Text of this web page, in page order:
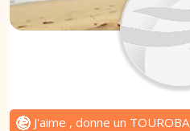
J'aime , donne un TOUROBA